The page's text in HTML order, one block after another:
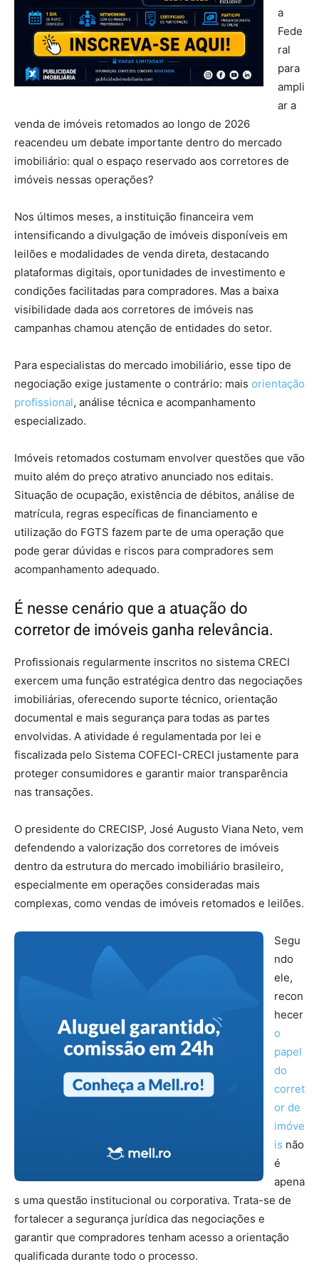
a
Fede
ral
para
ampli
ar a
venda de imóveis retomados ao longo de 2026
reacendeu um debate importante dentro do mercado
imobiliário: qual o espaço reservado aos corretores de
imóveis nessas operações?
Nos últimos meses, a instituição financeira vem
intensificando a divulgação de imóveis disponíveis em
leilões e modalidades de venda direta, destacando
plataformas digitais, oportunidades de investimento e
condições facilitadas para compradores. Mas a baixa
visibilidade dada aos corretores de imóveis nas
campanhas chamou atenção de entidades do setor.
Para especialistas do mercado imobiliário, esse tipo de
negociação exige justamente o contrário: mais orientação
profissional, análise técnica e acompanhamento
especializado.
Imóveis retomados costumam envolver questões que vão
muito além do preço atrativo anunciado nos editais.
Situação de ocupação, existência de débitos, análise de
matrícula, regras específicas de financiamento e
utilização do FGTS fazem parte de uma operação que
pode gerar dúvidas e riscos para compradores sem
acompanhamento adequado.
É nesse cenário que a atuação do
corretor de imóveis ganha relevância.
Profissionais regularmente inscritos no sistema CRECI
exercem uma função estratégica dentro das negociações
imobiliárias, oferecendo suporte técnico, orientação
documental e mais segurança para todas as partes
envolvidas. A atividade é regulamentada por lei e
fiscalizada pelo Sistema COFECI-CRECI justamente para
proteger consumidores e garantir maior transparência
nas transações.
O presidente do CRECISP, José Augusto Viana Neto, vem
defendendo a valorização dos corretores de imóveis
dentro da estrutura do mercado imobiliário brasileiro,
especialmente em operações consideradas mais
complexas, como vendas de imóveis retomados e leilões.
Segu
ndo
ele,
recon
hecer
o
papel
do
corret
or de
imóve
is não
é
apena
s uma questão institucional ou corporativa. Trata-se de
fortalecer a segurança jurídica das negociações e
garantir que compradores tenham acesso a orientação
qualificada durante todo o processo.